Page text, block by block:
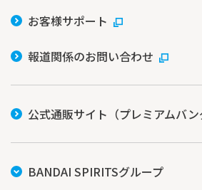
お客様サポート
報道関係のお問い合わせ
公式通販サイト（プレミアムバン
BANDAI SPIRITSグループ